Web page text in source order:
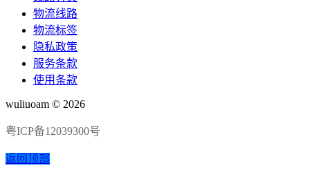
物流线路
物流标签
隐私政策
服务条款
使用条款
wuliuoam © 2026
粤ICP备12039300号
返回顶部